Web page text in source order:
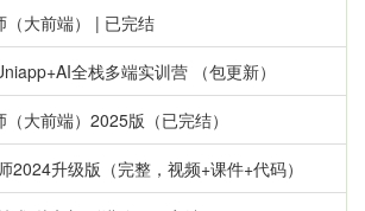
（大前端） | 已完结
全栈多端实训营 （包更新）
大前端）2025版（已完结）
2024升级版（完整，视频+课件+代码）